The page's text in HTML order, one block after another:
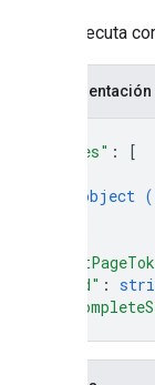
Si se ejecuta
Representación
"files" :
[
object (
"kind" :